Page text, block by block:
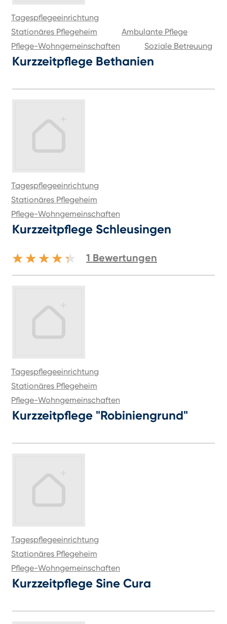
Tagespflegeeinrichtung
Stationäres Pflegeheim
Ambulante Pflege
Pflege-Wohngemeinschaften
Soziale Betreuung
Kurzzeitpflege Bethanien
Tagespflegeeinrichtung
Stationäres Pflegeheim
Pflege-Wohngemeinschaften
Kurzzeitpflege Schleusingen
1 Bewertungen
Tagespflegeeinrichtung
Stationäres Pflegeheim
Pflege-Wohngemeinschaften
Kurzzeitpflege "Robiniengrund"
Tagespflegeeinrichtung
Stationäres Pflegeheim
Pflege-Wohngemeinschaften
Kurzzeitpflege Sine Cura